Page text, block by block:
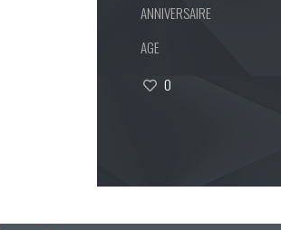
ANNIVERSAIRE
AGE
0